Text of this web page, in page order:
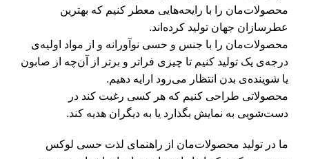
محصولات‌مان را با رایحه‌هایی معطر کنیم که بهترین
عطرسازان جهان تولید کرده‌اند.
محصولات‌مان را با جنس و حسی نوآورانه و از مواد اولیه‌ی
درجه‌ی یک تولید کنیم تا چیزی فراتر و برتر از آن‌چه از صابون
یا شوینده‌ی بدن انتظار می‌رود ارایه دهیم.
محصولاتی طراحی کنیم که هر کسی رغبت کند در
دست‌شویی به نمایش بگذارد یا به دیگران هدیه کند.
ما در تولید محصولات‌مان از راهنمای لذت حسی لوکس